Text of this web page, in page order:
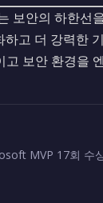
보안의 하한선
하고 더 강력한
보안 환경을
MVP 17회 수